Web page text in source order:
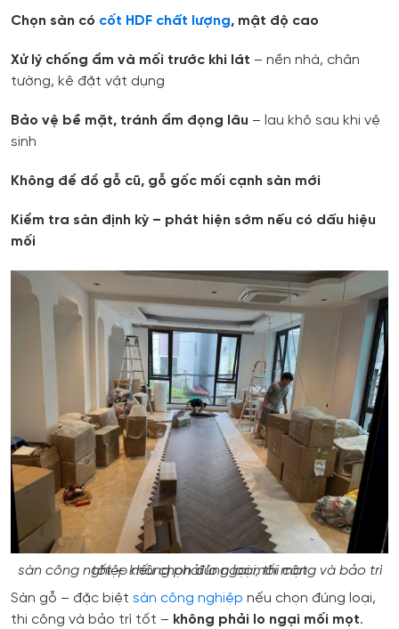
Chọn sàn có cốt HDF chất lượng, mật độ cao
Xử lý chống ẩm và mối trước khi lát – nền nhà, chân
tường, kê đặt vật dụng
Bảo vệ bề mặt, tránh ẩm đọng lâu – lau khô sau khi vệ
sinh
Không để đồ gỗ cũ, gỗ gốc mối cạnh sàn mới
Kiểm tra sàn định kỳ – phát hiện sớm nếu có dấu hiệu
mối
sàn công nghiệp nếu chọn đúng loại, thi công và bảo trì tốt — không phải lo ngại mối mọt
Sàn gỗ – đặc biệt sàn công nghiệp nếu chọn đúng loại,
thi công và bảo trì tốt – không phải lo ngại mối mọt.